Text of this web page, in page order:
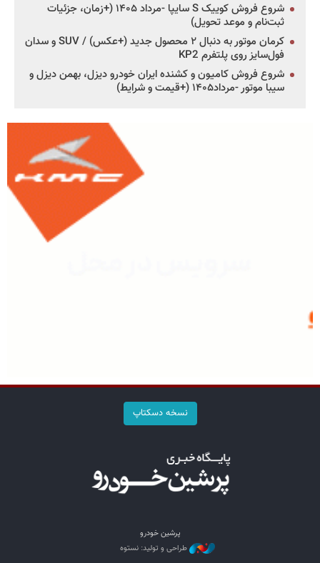
شروع فروش کوییک S سایپا -مرداد ۱۴۰۵ (+زمان، جزئیات
ثبت‌نام و موعد تحویل)
کرمان موتور به دنبال ۲ محصول جدید (+عکس) / SUV و سدان
فول‌سایز روی پلتفرم KP2
شروع فروش کامیون و کشنده ایران خودرو دیزل، بهمن دیزل و
سیبا موتور -مرداد۱۴۰۵ (+قیمت و شرایط)
نسخه دسکتاپ
پرشین خودرو
طراحی و تولید: نستوه